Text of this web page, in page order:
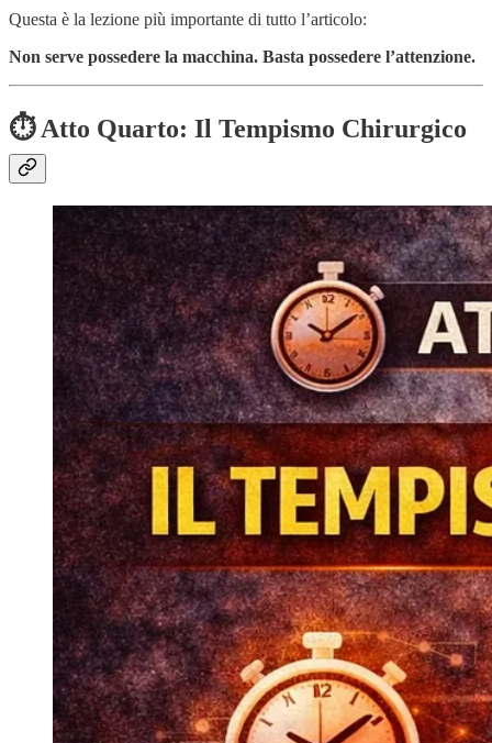
Questa è la lezione più importante di tutto l’articolo:
Non serve possedere la macchina. Basta possedere l’attenzione.
⏱️ Atto Quarto: Il Tempismo Chirurgico